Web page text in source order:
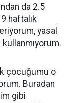
da 2.5
haftalık
yasal
çocuğumu o
Buradan
gibi